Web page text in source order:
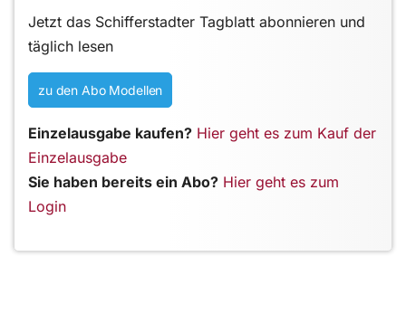
Jetzt das Schifferstadter Tagblatt abonnieren und
täglich lesen
zu den Abo Modellen
Einzelausgabe kaufen? Hier geht es zum Kauf der
Einzelausgabe
Sie haben bereits ein Abo? Hier geht es zum
Login